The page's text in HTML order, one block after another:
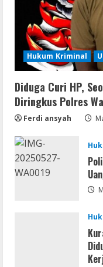
4
Hukum Kriminal
Diduga Curi HP,
Diringkus Polres
Ferdi ansyah